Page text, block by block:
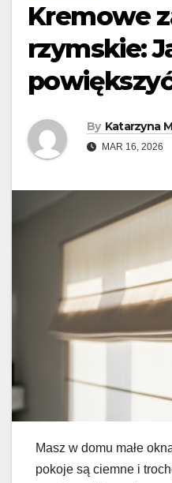
Kremowe
rzymskie:
By Katarzyna
MAR 16, 2026
Masz w domu małe
pokoje są ciemne i